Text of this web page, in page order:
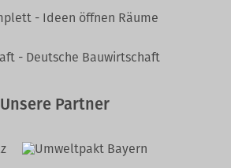
Unsere Partner